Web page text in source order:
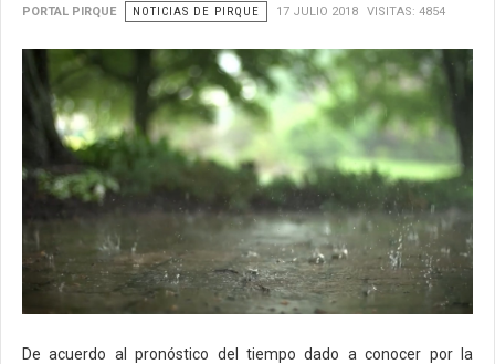
PORTAL PIRQUE NOTICIAS DE PIRQUE 17 JULIO 2018 VISITAS: 4854
De acuerdo al pronóstico del tiempo dado a conocer por la